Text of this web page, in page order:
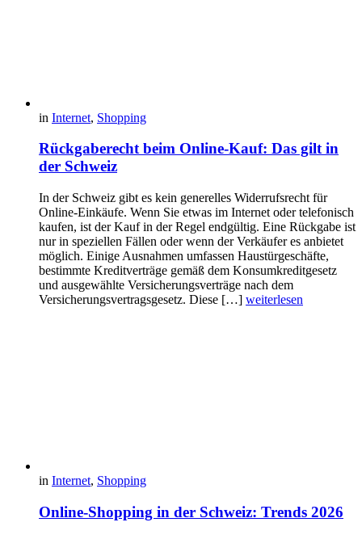
in Internet, Shopping
Rückgaberecht beim Online-Kauf: Das gilt in
der Schweiz
In der Schweiz gibt es kein generelles Widerrufsrecht für
Online-Einkäufe. Wenn Sie etwas im Internet oder telefonisch
kaufen, ist der Kauf in der Regel endgültig. Eine Rückgabe ist
nur in speziellen Fällen oder wenn der Verkäufer es anbietet
möglich. Einige Ausnahmen umfassen Haustürgeschäfte,
bestimmte Kreditverträge gemäß dem Konsumkreditgesetz
und ausgewählte Versicherungsverträge nach dem
Versicherungsvertragsgesetz. Diese […] weiterlesen
in Internet, Shopping
Online-Shopping in der Schweiz: Trends 2026